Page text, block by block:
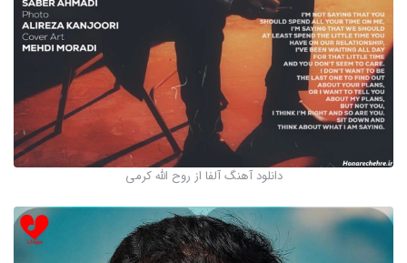
دانلود آهنگ آلفا از روح الله کرمی